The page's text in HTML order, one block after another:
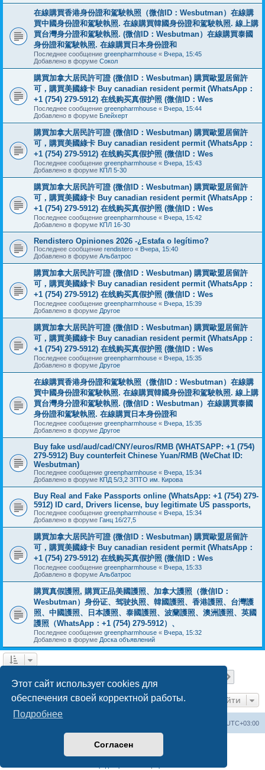
Этот сайт использует cookies для
обеспечения своей корректной работы.
Подробнее
Согласен
在線購買香港身份證和駕駛執照（微信ID：Wesbutman）在線購
買中國身份證和駕駛執照. 在線購買韓國身份證和駕駛執照. 線上購
買台灣身分證和駕駛執照. (微信ID：Wesbutman）在線購買泰國
身份證和駕駛執照. 在線購買日本身份證和
Последнее сообщение greenpharmhouse « Вчера, 15:45
Добавлено в форуме Сокол
購買加拿大居民許可證 (微信ID：Wesbutman) 購買歐盟居留許
可，購買美國綠卡 Buy canadian resident permit (WhatsApp：
+1 (754) 279-5912) 在线购买真假护照 (微信ID：Wes
Последнее сообщение greenpharmhouse « Вчера, 15:44
Добавлено в форуме Блейхерт
購買加拿大居民許可證 (微信ID：Wesbutman) 購買歐盟居留許
可，購買美國綠卡 Buy canadian resident permit (WhatsApp：
+1 (754) 279-5912) 在线购买真假护照 (微信ID：Wes
Последнее сообщение greenpharmhouse « Вчера, 15:43
Добавлено в форуме КПЛ 5-30
購買加拿大居民許可證 (微信ID：Wesbutman) 購買歐盟居留許
可，購買美國綠卡 Buy canadian resident permit (WhatsApp：
+1 (754) 279-5912) 在线购买真假护照 (微信ID：Wes
Последнее сообщение greenpharmhouse « Вчера, 15:42
Добавлено в форуме КПЛ 16-30
Rendistero Opiniones 2026 -¿Estafa o legítimo?
Последнее сообщение rendistero « Вчера, 15:40
Добавлено в форуме Альбатрос
購買加拿大居民許可證 (微信ID：Wesbutman) 購買歐盟居留許
可，購買美國綠卡 Buy canadian resident permit (WhatsApp：
+1 (754) 279-5912) 在线购买真假护照 (微信ID：Wes
Последнее сообщение greenpharmhouse « Вчера, 15:39
Добавлено в форуме Другое
購買加拿大居民許可證 (微信ID：Wesbutman) 購買歐盟居留許
可，購買美國綠卡 Buy canadian resident permit (WhatsApp：
+1 (754) 279-5912) 在线购买真假护照 (微信ID：Wes
Последнее сообщение greenpharmhouse « Вчера, 15:35
Добавлено в форуме Другое
在線購買香港身份證和駕駛執照（微信ID：Wesbutman）在線購
買中國身份證和駕駛執照. 在線購買韓國身份證和駕駛執照. 線上購
買台灣身分證和駕駛執照. (微信ID：Wesbutman）在線購買泰國
身份證和駕駛執照. 在線購買日本身份證和
Последнее сообщение greenpharmhouse « Вчера, 15:35
Добавлено в форуме Другое
Buy fake usd/aud/cad/CNY/euros/RMB (WHATSAPP: +1 (754)
279-5912) Buy counterfeit Chinese Yuan/RMB (WeChat ID:
Wesbutman)
Последнее сообщение greenpharmhouse « Вчера, 15:34
Добавлено в форуме КПД 5/3,2 ЗПТО им. Кирова
Buy Real and Fake Passports online (WhatsApp: +1 (754) 279-
5912) ID card, Drivers license, buy legitimate US passports,
Последнее сообщение greenpharmhouse « Вчера, 15:34
Добавлено в форуме Ганц 16/27,5
購買加拿大居民許可證 (微信ID：Wesbutman) 購買歐盟居留許
可，購買美國綠卡 Buy canadian resident permit (WhatsApp：
+1 (754) 279-5912) 在线购买真假护照 (微信ID：Wes
Последнее сообщение greenpharmhouse « Вчера, 15:33
Добавлено в форуме Альбатрос
購買真假護照, 購買正品美國護照、加拿大護照（微信ID：
Wesbutman）身份证、驾驶执照、韓國護照、香港護照、台灣護
照、中國護照、日本護照、泰國護照、波蘭護照、澳洲護照、英國
護照（WhatsApp：+1 (754) 279-5912）、
Последнее сообщение greenpharmhouse « Вчера, 15:32
Добавлено в форуме Доска объявлений
Перейти
UTC+03:00
Создано на основеphpBB® Forum Software © phpBB Limited
Русская поддержка phpBB